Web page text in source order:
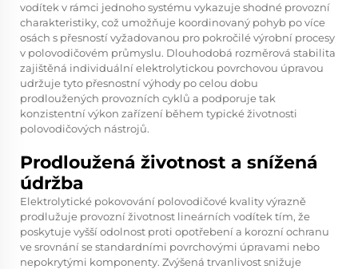
vodítek v rámci jednoho systému vykazuje shodné provozní
charakteristiky, což umožňuje koordinovaný pohyb po více
osách s přesností vyžadovanou pro pokročilé výrobní procesy
v polovodičovém průmyslu. Dlouhodobá rozměrová stabilita
zajištěná individuální elektrolytickou povrchovou úpravou
udržuje tyto přesnostní výhody po celou dobu
prodloužených provozních cyklů a podporuje tak
konzistentní výkon zařízení během typické životnosti
polovodičových nástrojů.
Prodloužená životnost a snížená
údržba
Elektrolytické pokovování polovodičové kvality výrazně
prodlužuje provozní životnost lineárních vodítek tím, že
poskytuje vyšší odolnost proti opotřebení a korozní ochranu
ve srovnání se standardními povrchovými úpravami nebo
nepokrytými komponenty. Zvýšená trvanlivost snižuje